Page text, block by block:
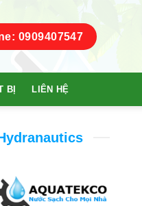
0909407547
BỊ LIÊN HỆ